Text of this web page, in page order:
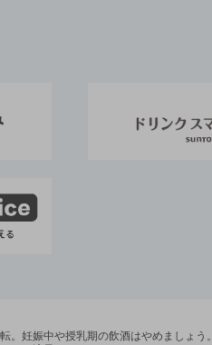
。 妊娠中や授乳期の飲酒はやめましょう。